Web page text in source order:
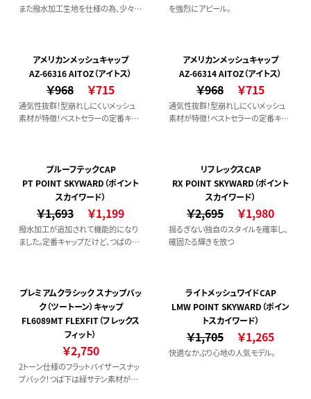
また撥水加工生地を仕様の為、少々の
を強烈にアピール。
アメリカンメッシュキャップ
AZ-66316 AITOZ（アイトス）
￥968 ￥715
通気性抜群！型崩れしにくいメッシュ
素材が特徴！ベストセラーの定番キャ
アメリカンメッシュキャップ
AZ-66314 AITOZ（アイトス）
￥968 ￥715
通気性抜群！型崩れしにくいメッシュ
素材が特徴！ベストセラーの定番キャ
プルーフテックCAP
PT POINT SKYWARD（ポイント
スカイワード）
￥1,693 ￥1,199
撥水加工が追加されて機能的になり
ました。定番キャップだけど、つばのバ
リフレックスCAP
RX POINT SKYWARD（ポイント
スカイワード）
￥2,695 ￥1,980
揺るぎない独自のスタイルを確率し、
確固たる輝きを放つ
プレミアムクラシック スナップバッ
ク（ツートーン）キャップ
FL6089MT FLEXFIT（フレックス
フィット）
￥2,750
2トーン仕様のフラットバイザースナッ
プバック！つば下は緑サテン素材が使
ライトメッシュワイドCAP
LMW POINT SKYWARD（ポイン
トスカイワード）
￥1,705 ￥1,265
快適なかぶり心地の人気モデル。